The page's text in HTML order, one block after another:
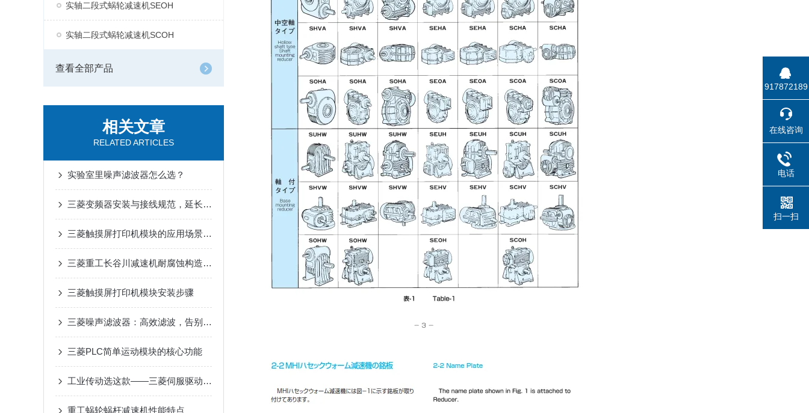
实轴二段式蜗轮减速机SEOH
实轴二段式蜗轮减速机SCOH
查看全部产品
相关文章
RELATED ARTICLES
实验室里噪声滤波器怎么选？
三菱变频器安装与接线规范，延长设备寿命要点
三菱触摸屏打印机模块的应用场景是什么
三菱重工长谷川减速机耐腐蚀构造在户外工业设备传动中的适配优势
三菱触摸屏打印机模块安装步骤
三菱噪声滤波器：高效滤波，告别工业电磁干扰
三菱PLC简单运动模块的核心功能
工业传动选这款——三菱伺服驱动器，用着省心
重工蜗轮蜗杆减速机性能特点
917872189
在线咨询
电话
扫一扫